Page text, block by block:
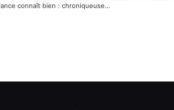
connaît bien : chroniqueuse…